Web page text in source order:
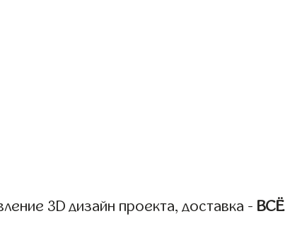
3D дизайн проекта, доставка - ВСЁ